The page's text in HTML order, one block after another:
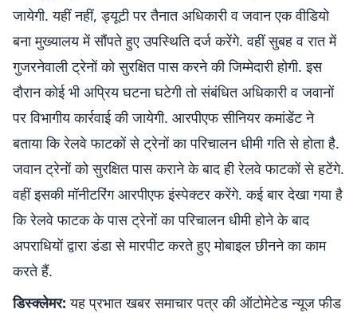
जायेगी. यहीं नहीं, ड्यूटी पर तैनात अधिकारी व जवान एक वीडियो
बना मुख्यालय में सौंपते हुए उपस्थिति दर्ज करेंगे. वहीं सुबह व रात में
गुजरनेवाली ट्रेनों को सुरक्षित पास करने की जिम्मेदारी होगी. इस
दौरान कोई भी अप्रिय घटना घटेगी तो संबंधित अधिकारी व जवानों
पर विभागीय कार्रवाई की जायेगी. आरपीएफ सीनियर कमांडेंट ने
बताया कि रेलवे फाटकों से ट्रेनों का परिचालन धीमी गति से होता है.
जवान ट्रेनों को सुरक्षित पास कराने के बाद ही रेलवे फाटकों से हटेंगे.
वहीं इसकी मॉनीटरिंग आरपीएफ इंस्पेक्टर करेंगे. कई बार देखा गया है
कि रेलवे फाटक के पास ट्रेनों का परिचालन धीमी होने के बाद
अपराधियों द्वारा डंडा से मारपीट करते हुए मोबाइल छीनने का काम
करते हैं.
डिस्क्लेमर: यह प्रभात खबर समाचार पत्र की ऑटोमेटेड न्यूज फीड